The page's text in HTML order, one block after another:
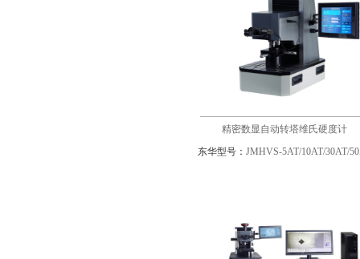
精密数显自动转塔维氏硬度计
东华型号： JMHVS-5AT/10AT/30AT/